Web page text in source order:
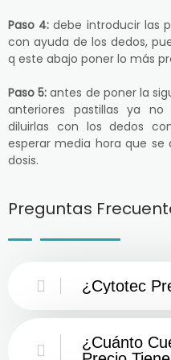
Paso 4: debe introducir las
con ayuda de los dedos,
q este abajo poner lo más
Paso 5: antes de poner la
anteriores pastillas ya
diluirlas con los dedos
esperar media hora que se
dosis.
Preguntas
¿Cytotec
¿Cuánto